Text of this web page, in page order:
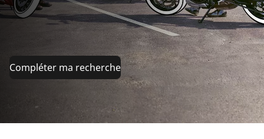
Compléter ma recherche